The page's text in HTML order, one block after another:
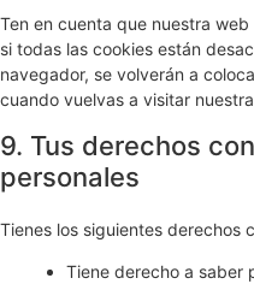
Ten en cuenta que nuestra
si todas las cookies están
navegador, se volverán a
cuando vuelvas a visitar
9. Tus derechos
personales
Tienes los siguientes derechos
Tiene derecho a saber